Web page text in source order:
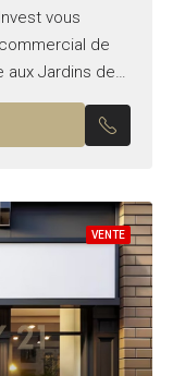
vous
de
aux Jardins de
VENTE